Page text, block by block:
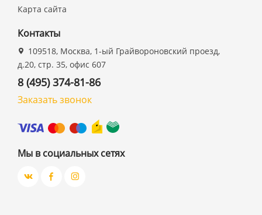
Карта сайта
Контакты
109518, Москва, 1-ый Грайвороновский проезд,
д.20, стр. 35, офис 607
8 (495) 374-81-86
Заказать звонок
Мы в социальных сетях